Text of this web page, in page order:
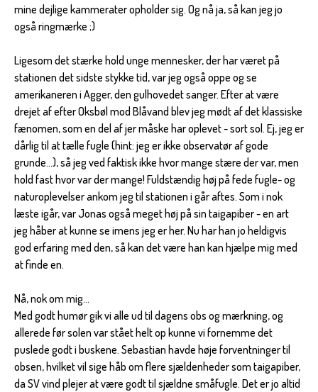
mine dejlige kammerater opholder sig. Og nå ja, så kan jeg jo
også ringmærke ;)
Ligesom det stærke hold unge mennesker, der har været på
stationen det sidste stykke tid, var jeg også oppe og se
amerikaneren i Agger, den gulhovedet sanger. Efter at være
drejet af efter Oksbøl mod Blåvand blev jeg mødt af det klassiske
fænomen, som en del af jer måske har oplevet - sort sol. Ej, jeg er
dårlig til at tælle fugle (hint: jeg er ikke observatør af gode
grunde...), så jeg ved faktisk ikke hvor mange stære der var, men
hold fast hvor var der mange! Fuldstændig høj på fede fugle- og
naturoplevelser ankom jeg til stationen i går aftes. Som i nok
læste igår, var Jonas også meget høj på sin taigapiber - en art
jeg håber at kunne se imens jeg er her. Nu har han jo heldigvis
god erfaring med den, så kan det være han kan hjælpe mig med
at finde en.
Nå, nok om mig...
Med godt humør gik vi alle ud til dagens obs og mærkning, og
allerede før solen var stået helt op kunne vi fornemme det
puslede godt i buskene. Sebastian havde høje forventninger til
obsen, hvilket vil sige håb om flere sjældenheder som taigapiber,
da SV vind plejer at være godt til sjældne småfugle. Det er jo altid